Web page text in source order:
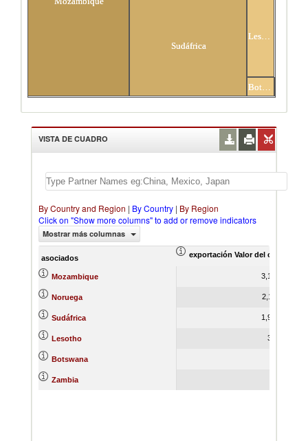
Sudáfrica
Lesotho
asociados
VISTA DE CUADRO
By Country and Region | By Country | By Region
Click on "Show more columns" to add or remove indicators
Mostrar más columnas
asociados exportación Valor del comercio
Mozambique 3,159.54
Noruega 2,110.61
Sudáfrica 1,932.47
Lesotho 361.84
Botswana
Zambia